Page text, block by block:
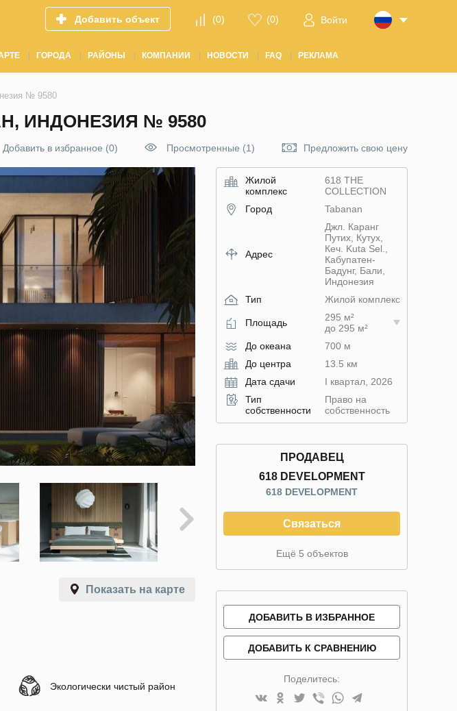
Добавить объект (0) (0) Войти
ГОРОДА РАЙОНЫ КОМПАНИИ НОВОСТИ FAQ РЕКЛАМА
№ 9580
ИНДОНЕЗИЯ № 9580
Добавить в избранное (0) Просмотренные (1) Предложить свою цену
Показать на карте
Экологически чистый район
Жилой
комплекс
618 THE
COLLECTION
Город
Tabanan
Адрес
Джл. Каранг
Путих, Кутух,
Кеч. Kuta Sel.,
Кабупатен-
Бадунг, Бали,
Индонезия
Тип
Жилой комплекс
Площадь
295 м²
до 295 м²
До океана
700 м
До центра
13.5 км
Дата сдачи
I квартал, 2026
Тип
собственности
Право на
собственность
ПРОДАВЕЦ
618 DEVELOPMENT
618 DEVELOPMENT
Связаться
Ещё 5 объектов
ДОБАВИТЬ В ИЗБРАННОЕ
ДОБАВИТЬ К СРАВНЕНИЮ
Поделитесь: